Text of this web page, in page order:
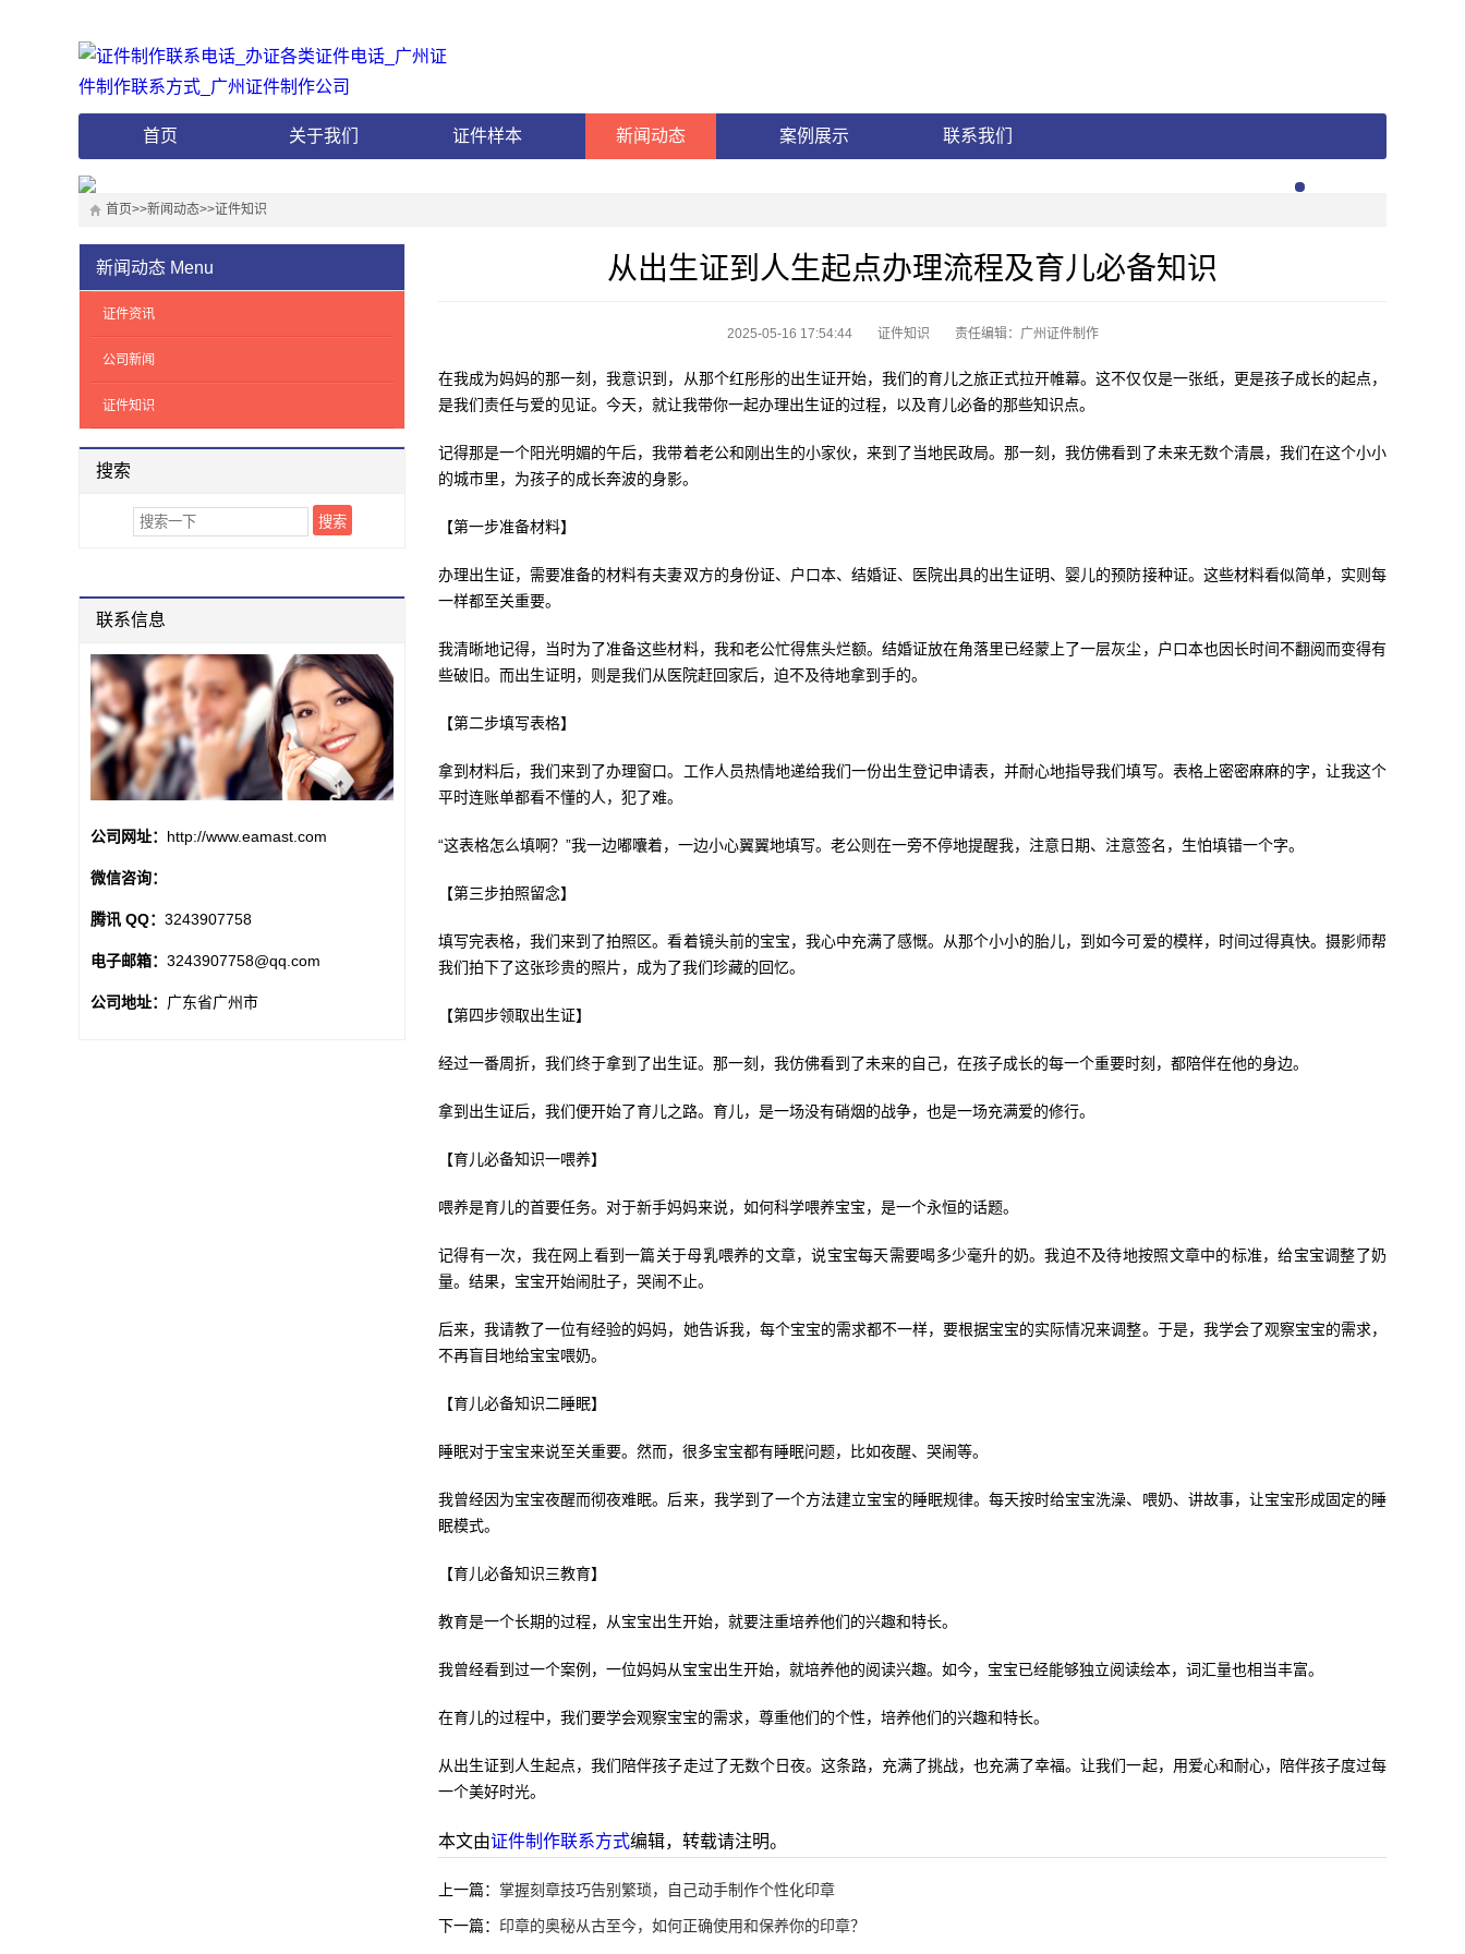
首页 关于我们 证件样本 新闻动态 案例展示 联系我们
首页>>新闻动态>>证件知识
从出生证到人生起点办理流程及育儿必备知识
2025-05-16 17:54:44 证件知识 责任编辑：广州证件制作
在我成为妈妈的那一刻，我意识到，从那个红彤彤的出生证开始，我们的育儿之旅正式拉开帷幕。这不仅仅是一张纸，更是孩子成长的起点，
是我们责任与爱的见证。今天，就让我带你一起办理出生证的过程，以及育儿必备的那些知识点。
记得那是一个阳光明媚的午后，我带着老公和刚出生的小家伙，来到了当地民政局。那一刻，我仿佛看到了未来无数个清晨，我们在这个小小
的城市里，为孩子的成长奔波的身影。
【第一步准备材料】
办理出生证，需要准备的材料有夫妻双方的身份证、户口本、结婚证、医院出具的出生证明、婴儿的预防接种证。这些材料看似简单，实则每
一样都至关重要。
我清晰地记得，当时为了准备这些材料，我和老公忙得焦头烂额。结婚证放在角落里已经蒙上了一层灰尘，户口本也因长时间不翻阅而变得有
些破旧。而出生证明，则是我们从医院赶回家后，迫不及待地拿到手的。
【第二步填写表格】
拿到材料后，我们来到了办理窗口。工作人员热情地递给我们一份出生登记申请表，并耐心地指导我们填写。表格上密密麻麻的字，让我这个
平时连账单都看不懂的人，犯了难。
“这表格怎么填啊？”我一边嘟囔着，一边小心翼翼地填写。老公则在一旁不停地提醒我，注意日期、注意签名，生怕填错一个字。
【第三步拍照留念】
填写完表格，我们来到了拍照区。看着镜头前的宝宝，我心中充满了感慨。从那个小小的胎儿，到如今可爱的模样，时间过得真快。摄影师帮
我们拍下了这张珍贵的照片，成为了我们珍藏的回忆。
【第四步领取出生证】
经过一番周折，我们终于拿到了出生证。那一刻，我仿佛看到了未来的自己，在孩子成长的每一个重要时刻，都陪伴在他的身边。
拿到出生证后，我们便开始了育儿之路。育儿，是一场没有硝烟的战争，也是一场充满爱的修行。
【育儿必备知识一喂养】
喂养是育儿的首要任务。对于新手妈妈来说，如何科学喂养宝宝，是一个永恒的话题。
记得有一次，我在网上看到一篇关于母乳喂养的文章，说宝宝每天需要喝多少毫升的奶。我迫不及待地按照文章中的标准，给宝宝调整了奶
量。结果，宝宝开始闹肚子，哭闹不止。
后来，我请教了一位有经验的妈妈，她告诉我，每个宝宝的需求都不一样，要根据宝宝的实际情况来调整。于是，我学会了观察宝宝的需求，
不再盲目地给宝宝喂奶。
【育儿必备知识二睡眠】
睡眠对于宝宝来说至关重要。然而，很多宝宝都有睡眠问题，比如夜醒、哭闹等。
我曾经因为宝宝夜醒而彻夜难眠。后来，我学到了一个方法建立宝宝的睡眠规律。每天按时给宝宝洗澡、喂奶、讲故事，让宝宝形成固定的睡
眠模式。
【育儿必备知识三教育】
教育是一个长期的过程，从宝宝出生开始，就要注重培养他们的兴趣和特长。
我曾经看到过一个案例，一位妈妈从宝宝出生开始，就培养他的阅读兴趣。如今，宝宝已经能够独立阅读绘本，词汇量也相当丰富。
在育儿的过程中，我们要学会观察宝宝的需求，尊重他们的个性，培养他们的兴趣和特长。
从出生证到人生起点，我们陪伴孩子走过了无数个日夜。这条路，充满了挑战，也充满了幸福。让我们一起，用爱心和耐心，陪伴孩子度过每
一个美好时光。
本文由证件制作联系方式编辑，转载请注明。
上一篇： 掌握刻章技巧告别繁琐，自己动手制作个性化印章
下一篇： 印章的奥秘从古至今，如何正确使用和保养你的印章？
新闻动态 Menu
证件资讯
公司新闻
证件知识
搜索
联系信息
公司网址： http://www.eamast.com
微信咨询：
腾讯 QQ： 3243907758
电子邮箱： 3243907758@qq.com
公司地址： 广东省广州市